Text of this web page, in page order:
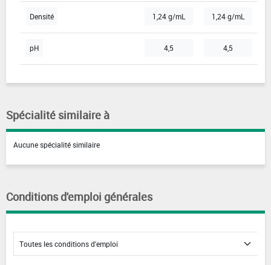
Densité 1,24 g/mL 1,24 g/mL
pH 4,5 4,5
Spécialité similaire à
Aucune spécialité similaire
Conditions d'emploi générales